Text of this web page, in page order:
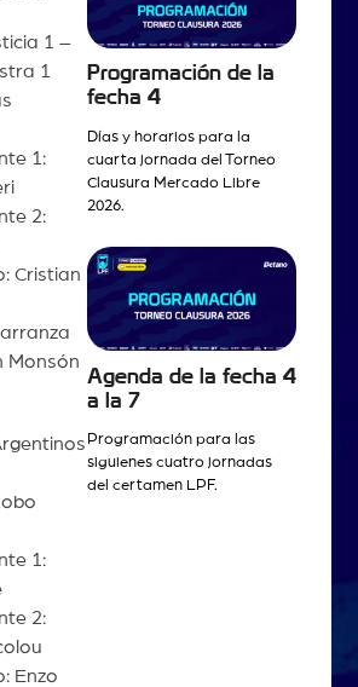
1 –
1
1:
2:
Cristian
Monsón
1:
2:
Enzo
Programación de la
fecha 4
Días y horarios para la
cuarta jornada del Torneo
Clausura Mercado Libre
2026.
Agenda de la fecha 4
a la 7
Programación para las
siguienes cuatro jornadas
del certamen LPF.